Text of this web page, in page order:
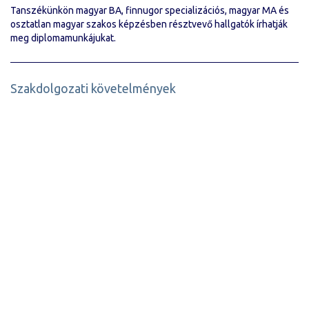
Tanszékünkön magyar BA, finnugor specializációs, magyar MA és
osztatlan magyar szakos képzésben résztvevő hallgatók írhatják
meg diplomamunkájukat.
Szakdolgozati követelmények